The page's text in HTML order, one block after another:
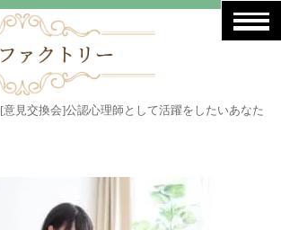
[意見交換会]公認心理師として活躍をしたいあなた